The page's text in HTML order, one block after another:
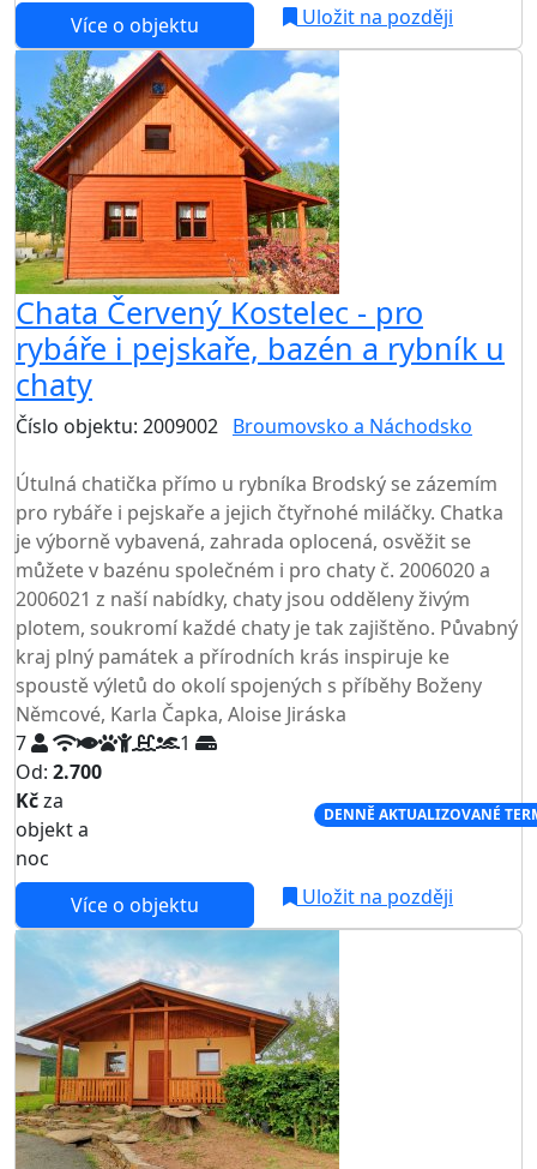
Více o objektu Uložit na později
Chata Červený Kostelec - pro
rybáře i pejskaře, bazén a rybník u
chaty
Číslo objektu: 2009002 Broumovsko a Náchodsko
Útulná chatička přímo u rybníka Brodský se zázemím
pro rybáře i pejskaře a jejich čtyřnohé miláčky. Chatka
je výborně vybavená, zahrada oplocená, osvěžit se
můžete v bazénu společném i pro chaty č. 2006020 a
2006021 z naší nabídky, chaty jsou odděleny živým
plotem, soukromí každé chaty je tak zajištěno. Půvabný
kraj plný památek a přírodních krás inspiruje ke
spoustě výletů do okolí spojených s příběhy Boženy
Němcové, Karla Čapka, Aloise Jiráska
7
1
Od: 2.700
Kčza
objekt a
noc
DENNĚ AKTUALIZOVANÉ
Více o objektu Uložit na později